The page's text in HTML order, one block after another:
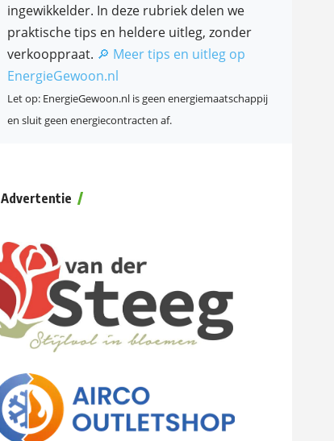
ingewikkelder. In deze rubriek delen we
praktische tips en heldere uitleg, zonder
verkooppraat. 🔎 Meer tips en uitleg op
EnergieGewoon.nl
Let op: EnergieGewoon.nl is geen energiemaatschappij
en sluit geen energiecontracten af.
Advertentie